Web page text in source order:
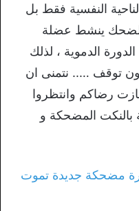
النفسية فقط بل
الضحك ينشط عضلة
الدموية ، لذلك
توقف ….. نتمنى ان
رضاكم وانتظروا
بالنكت المضحكة و
مضحكة جديدة تموت